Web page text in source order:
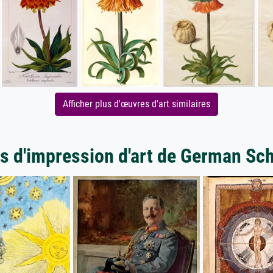
Afficher plus d'œuvres d'art similaires
d'impression d'art de German